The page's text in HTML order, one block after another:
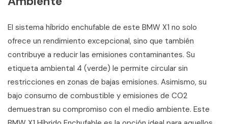
El sistema híbrido enchufable de este BMW X1 no solo
ofrece un rendimiento excepcional, sino que también
contribuye a reducir las emisiones contaminantes. Su
etiqueta ambiental 4 (verde) le permite circular sin
restricciones en zonas de bajas emisiones. Asimismo, su
bajo consumo de combustible y emisiones de CO2
demuestran su compromiso con el medio ambiente. Este